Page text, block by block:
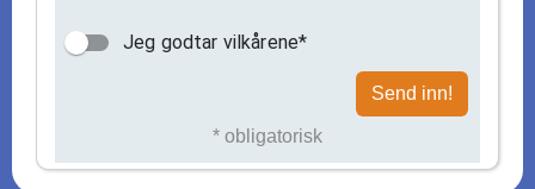
Jeg godtar vilkårene*
Send inn!
* obligatorisk